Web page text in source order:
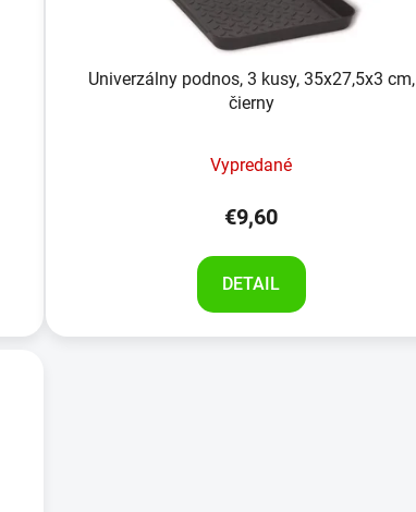
Univerzálny podnos, 3 kusy, 35x27,5x3 cm,
čierny
Vypredané
€9,60
DETAIL